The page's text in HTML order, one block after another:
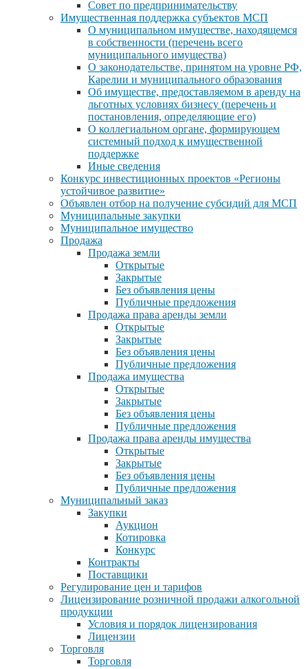
Совет по предпринимательству
Имущественная поддержка субъектов МСП
О муниципальном имуществе, находящемся
в собственности (перечень всего
муниципального имущества)
О законодательстве, принятом на уровне РФ,
Карелии и муниципального образования
Об имуществе, предоставляемом в аренду на
льготных условиях бизнесу (перечень и
постановления, определяющие его)
О коллегиальном органе, формирующем
системный подход к имущественной
поддержке
Иные сведения
Конкурс инвестиционных проектов «Регионы
устойчивое развитие»
Объявлен отбор на получение субсидий для МСП
Муниципальные закупки
Муниципальное имущество
Продажа
Продажа земли
Открытые
Закрытые
Без объявления цены
Публичные предложения
Продажа права аренды земли
Открытые
Закрытые
Без объявления цены
Публичные предложения
Продажа имущества
Открытые
Закрытые
Без объявления цены
Публичные предложения
Продажа права аренды имущества
Открытые
Закрытые
Без объявления цены
Публичные предложения
Муниципальный заказ
Закупки
Аукцион
Котировка
Конкурс
Контракты
Поставщики
Регулирование цен и тарифов
Лицензирование розничной продажи алкогольной
продукции
Условия и порядок лицензирования
Лицензии
Торговля
Торговля